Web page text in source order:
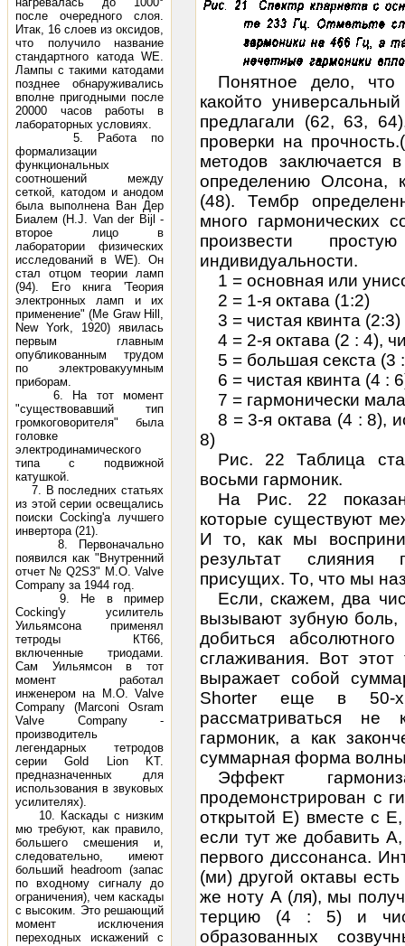
после очередного слоя.
Итак, 16 слоев из оксидов,
что получило название
стандартного катода WE.
Лампы с такими катодами
позднее обнаруживались
вполне пригодными после
20000 часов работы в
лабораторных условиях.
5. Работа по
формализации
функциональных
соотношений между
сеткой, катодом и анодом
была выполнена Ван Дер
Биалем (H.J. Van der Bijl -
второе лицо в
лаборатории физических
исследований в WE). Он
стал отцом теории ламп
(94). Его книга 'Теория
электронных ламп и их
применение" (Me Graw Hill,
New York, 1920) явилась
первым главным
опубликованным трудом
по электровакуумным
приборам.
6. На тот момент
"существовавший тип
громкоговорителя" была
головке
электродинамического
типа с подвижной
катушкой.
7. В последних статьях
из этой серии освещались
поиски Cocking'a лучшего
инвертора (21).
8. Первоначально
появился как "Внутренний
отчет № Q2S3" М.О. Valve
Company за 1944 год.
9. Не в пример
Cocking'у усилитель
Уильямсона применял
тетроды КТ66,
включенные триодами.
Сам Уильямсон в тот
момент работал
инженером на М.О. Valve
Company (Marconi Osram
Valve Company -
производитель
легендарных тетродов
серии Gold Lion KT.
предназначенных для
использования в звуковых
усилителях).
10. Каскады с низким
мю требуют, как правило,
большего смешения и,
следовательно, имеют
больший headroom (запас
по входному сигналу до
ограничения), чем каскады
с высоким. Это решающий
момент исключения
переходных искажений с
Понятное дело, что
какойто
предлагали (62, 63,
проверки на
методов заключается
определению Олсона,
(48). Тембр
много гармонических
произвести
индивидуальности.
1 = основная или
2 = 1-я октава (1:2)
3 = чистая квинта (2:3)
4 = 2-я октава (2 : 4),
5 = большая секста (3
6 = чистая квинта (4 :
7 = гармонически
8 = 3-я октава (4 : 8),
8)
Рис. 22 Таблица
восьми гармоник.
На Рис. 22
которые существуют
И то, как мы
результат слияния
присущих. То, что мы
Если, скажем, два
вызывают зубную боль,
добиться
сглаживания. Вот
выражает собой
Shorter еще в 50-х
рассматриваться не
гармоник, а как
суммарная форма
Эффект
продемонстрирован с
открытой Е) вместе с
если тут же добавить
первого диссонанса.
(ми) другой октавы
же ноту А (ля), мы
терцию (4 : 5) и
образованных